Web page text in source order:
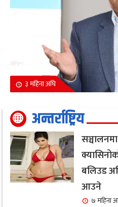
३ महिना अघि
अन्तर्राष्ट्रिय
बलिउड
आउने
७ महिना